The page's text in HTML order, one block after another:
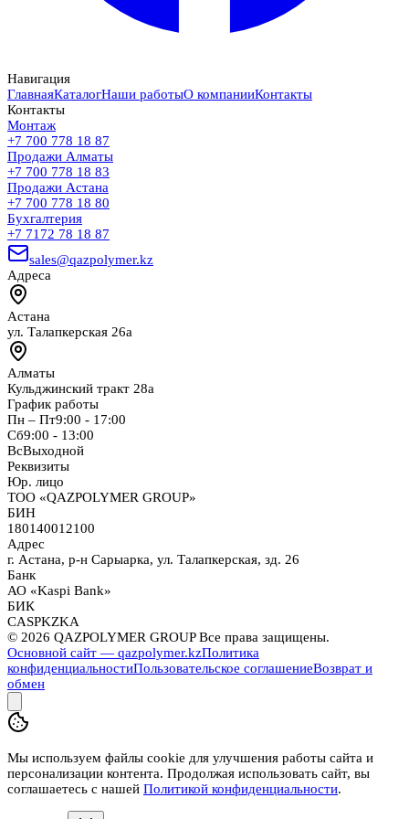
Навигация
ГлавнаяКаталогНаши работыО компанииКонтакты
Контакты
Монтаж
+7 700 778 18 87
Продажи Алматы
+7 700 778 18 83
Продажи Астана
+7 700 778 18 80
Бухгалтерия
+7 7172 78 18 87
sales@qazpolymer.kz
Адреса
Астана
ул. Талапкерская 26а
Алматы
Кульджинский тракт 28а
График работы
Пн – Пт9:00 - 17:00
Сб9:00 - 13:00
ВсВыходной
Реквизиты
Юр. лицо
ТОО «QAZPOLYMER GROUP»
БИН
180140012100
Адрес
г. Астана, р-н Сарыарка, ул. Талапкерская, зд. 26
Банк
АО «Kaspi Bank»
БИК
CASPKZKA
© 2026 QAZPOLYMER GROUP Все права защищены.
Основной сайт — qazpolymer.kzПолитика
конфиденциальностиПользовательское соглашениеВозврат и
обмен
Мы используем файлы cookie для улучшения работы сайта и
персонализации контента. Продолжая использовать сайт, вы
соглашаетесь с нашей Политикой конфиденциальности.